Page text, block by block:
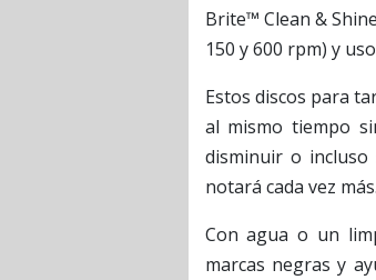
Brite™ Clean &
150 y 600 rpm) y
Estos discos para
al mismo tiempo
disminuir o
notará cada vez más.
Con agua o un
marcas negras y